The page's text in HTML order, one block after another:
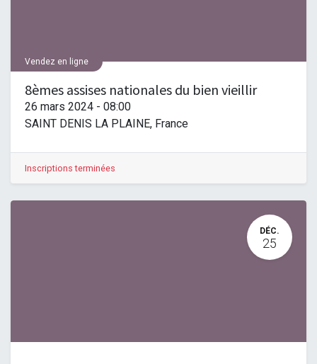
Vendez en ligne
8èmes assises nationales du bien vieillir
26 mars 2024 - 08:00
SAINT DENIS LA PLAINE, France
Inscriptions terminées
DÉC.
25